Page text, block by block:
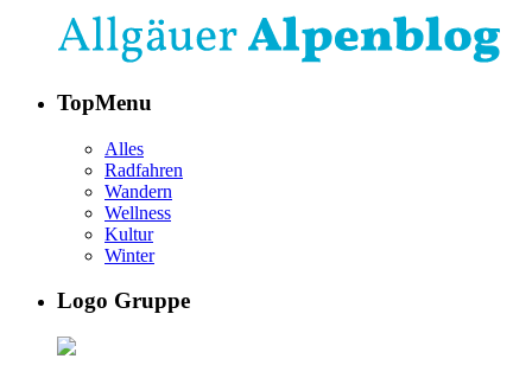
TopMenu
Alles
Radfahren
Wandern
Wellness
Kultur
Winter
Logo Gruppe